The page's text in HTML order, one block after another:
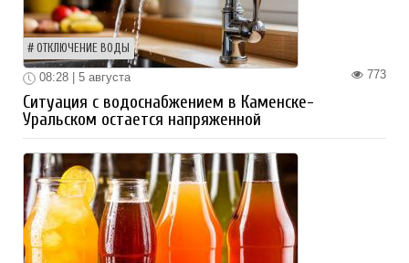
ОТКЛЮЧЕНИЕ ВОДЫ
773
08:28 | 5 августа
Ситуация с водоснабжением в Каменске-
Уральском остается напряженной